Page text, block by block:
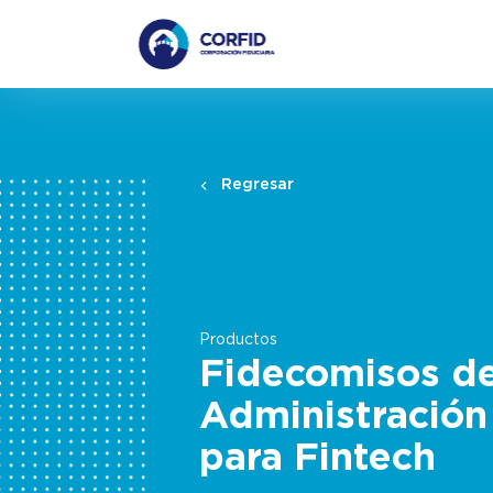
Regresar
Productos
Fidecomisos
Administración
para Fintech